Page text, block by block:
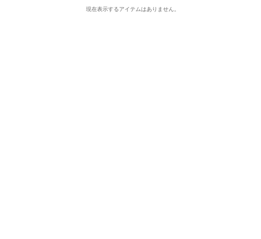
現在表示するアイテムはありません。